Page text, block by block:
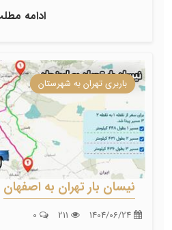
ادامه
باربری تهران به شهرستان
نیسان بار تهران به اصفهان